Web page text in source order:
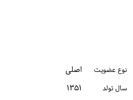
نوع عضویت اصلی
سال تولد ۱۳۵۱